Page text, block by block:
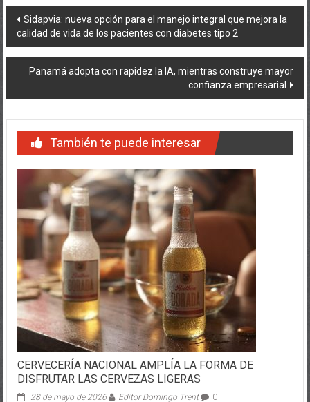
Navegación
de
entradas
Sidapvia: nueva opción para el manejo integral que mejora la
calidad de vida de los pacientes con diabetes tipo 2
Panamá adopta con rapidez la IA, mientras construye mayor
confianza empresarial
También te puede interesar
CERVECERÍA NACIONAL AMPLÍA LA FORMA DE
DISFRUTAR LAS CERVEZAS LIGERAS
28 de mayo de 2026 Editor Domingo Trent 0